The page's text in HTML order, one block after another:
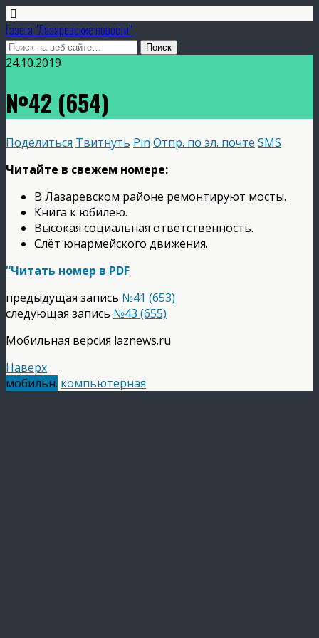
Газета "Лазаревские новости"
24.10.2019
№42 (654)
Поделиться Твитнуть Pin Отпр. по эл. почте SMS
Читайте в свежем номере:
В Лазаревском районе ремонтируют мосты.
Книга к юбилею.
Высокая социальная ответственность.
Слёт юнармейского движения.
“Читать номер в PDF
предыдущая запись №41 (653)
следующая запись №43 (655)
Мобильная версия laznews.ru
Наверх
мобильн. компьютерная